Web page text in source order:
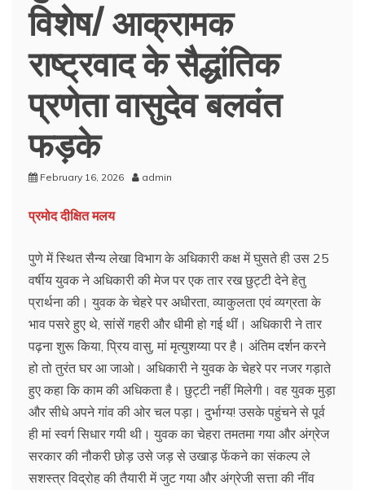
विशेष/ आक्रामक
राष्ट्रवाद के सैद्धांतिक
प्रणेता वासुदेव बलवंत
फड़के
February 16, 2026 admin
प्रमोद दीक्षित मलय
पुणे में स्थित सैन्य लेखा विभाग के अधिकारी कक्ष में घुसते ही उस 25
वर्षीय युवक ने अधिकारी की मेज पर एक तार रख छुट्टी देने हेतु
प्रार्थना की। युवक के चेहरे पर अधीरता, व्याकुलता एवं व्यग्रता के
भाव पसरे हुए थे, सांसें गहरी और धीमी हो गई थीं। अधिकारी ने तार
पढ़ना शुरू किया, प्रिय वासु, मां मृत्युशय्या पर है। अंतिम दर्शन करने
हो तो तुरंत घर आ जाओ। अधिकारी ने युवक के चेहरे पर नजर गड़ाते
हुए कहा कि काम की अधिकता है। छुट्टी नहीं मिलेगी। वह युवक मुड़ा
और सीधे अपने गांव की ओर चल पड़ा। दुर्भाग्य! उसके पहुंचने से पूर्व
ही मां स्वर्ग सिधार गयी थी। युवक का चेहरा तमतमा गया और अंग्रेज
सरकार की नौकरी छोड़ उसे जड़ से उखाड़ फेंकने का संकल्प ले
सशस्त्र विद्रोह की तैयारी में जुट गया और अंग्रेजी सत्ता की नींव